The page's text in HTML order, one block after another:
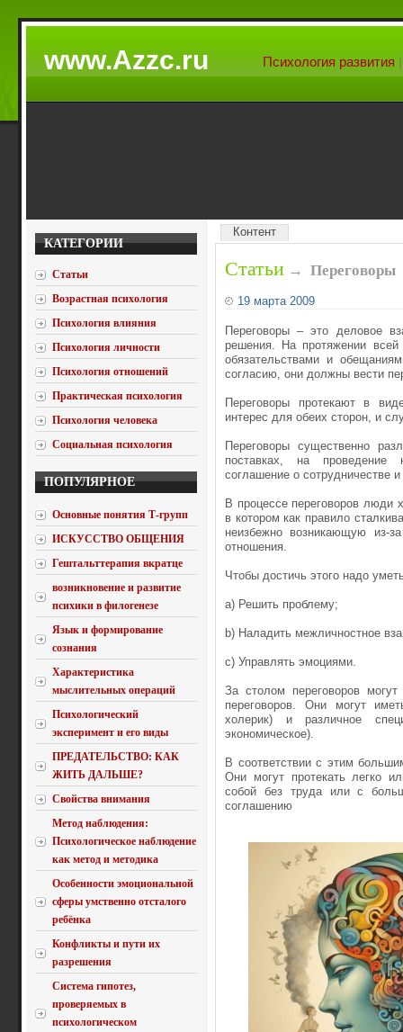
www.Azzc.ru Психология развития
КАТЕГОРИИ
Статьи
Возрастная психология
Психология влияния
Психология личности
Психология отношений
Практическая психология
Психология человека
Социальная психология
ПОПУЛЯРНОЕ
Основные понятия Т-групп
ИСКУССТВО ОБЩЕНИЯ
Гештальттерапия вкратце
возникновение и развитие
психики в филогенезе
Язык и формирование
сознания
Характеристика
мыслительных операций
Психологический
эксперимент и его виды
ПРЕДАТЕЛЬСТВО: КАК
ЖИТЬ ДАЛЬШЕ?
Свойства внимания
Метод наблюдения:
Психологическое наблюдение
как метод и методика
Особенности эмоциональной
сферы умственно отсталого
ребёнка
Конфликты и пути их
разрешения
Система гипотез,
проверяемых в
психологическом
Контент
Статьи → Переговоры
19 марта 2009
Переговоры – это деловое
решения. На протяжении
обязательствами и
согласию, они должны вести
Переговоры протекают в
интерес для обеих сторон, и
Переговоры существенно
поставках, на проведение
соглашение о сотрудничестве
В процессе переговоров люди
в котором как правило
неизбежно возникающую из-
отношения.
Чтобы достичь этого надо
a) Решить проблему;
b) Наладить межличностное
c) Управлять эмоциями.
За столом переговоров
переговоров. Они могут
холерик) и различное
экономическое).
В соответствии с этим
Они могут протекать легко
собой без труда или с
соглашению